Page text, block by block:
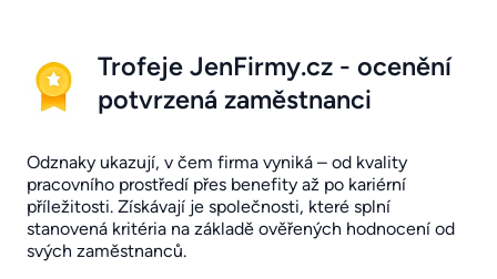
Trofeje JenFirmy.cz - ocenění
potvrzená zaměstnanci
Odznaky ukazují, v čem firma vyniká – od kvality
pracovního prostředí přes benefity až po kariérní
příležitosti. Získávají je společnosti, které splní
stanovená kritéria na základě ověřených hodnocení od
svých zaměstnanců.